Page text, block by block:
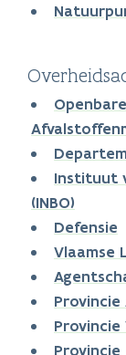
Instituut
(INBO)
Defensie
Vlaamse